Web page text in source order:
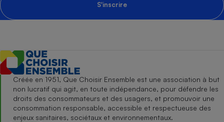
S'inscrire
Créée en 1951, Que Choisir Ensemble est une association à but
non lucratif qui agit, en toute indépendance, pour défendre les
droits des consommateurs et des usagers, et promouvoir une
consommation responsable, accessible et respectueuse des
enjeux sanitaires, sociétaux et environnementaux.